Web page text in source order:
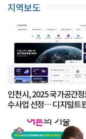
지역보도
인천시, 2025 국가공간
수사업 선정… 디지털트